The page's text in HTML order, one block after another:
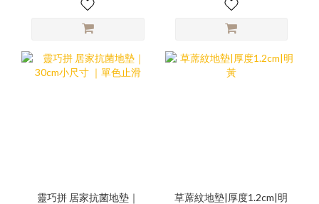
靈巧拼 居家抗菌地墊｜
草蓆紋地墊|厚度1.2cm|明